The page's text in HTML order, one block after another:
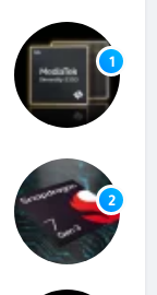
1
2